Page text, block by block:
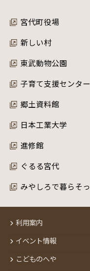
宮代町役場
新しい村
東武動物公園
子育て支援センター
郷土資料館
日本工業大学
進修館
ぐるる宮代
みやしろで暮らそっ
利用案内
イベント情報
こどものへや